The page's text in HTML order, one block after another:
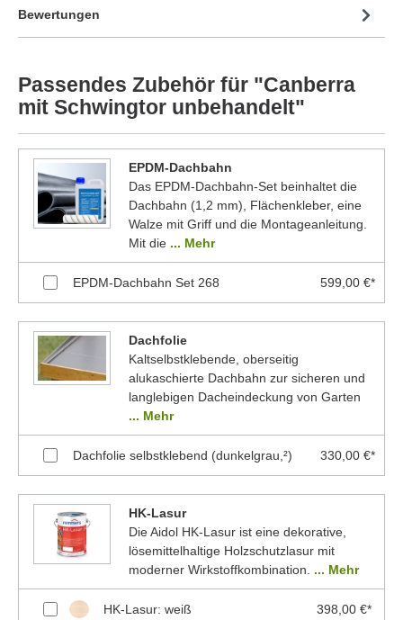
Bewertungen
Passendes Zubehör für "Canberra
mit Schwingtor unbehandelt"
EPDM-Dachbahn
Das EPDM-Dachbahn-Set beinhaltet die
Dachbahn (1,2 mm), Flächenkleber, eine
Walze mit Griff und die Montageanleitung.
Mit die ... Mehr
EPDM-Dachbahn Set 268 599,00 €*
Dachfolie
Kaltselbstklebende, oberseitig
alukaschierte Dachbahn zur sicheren und
langlebigen Dacheindeckung von Garten
... Mehr
Dachfolie selbstklebend (dunkelgrau,²) 330,00 €*
HK-Lasur
Die Aidol HK-Lasur ist eine dekorative,
lösemittelhaltige Holzschutzlasur mit
moderner Wirkstoffkombination. ... Mehr
HK-Lasur: weiß 398,00 €*